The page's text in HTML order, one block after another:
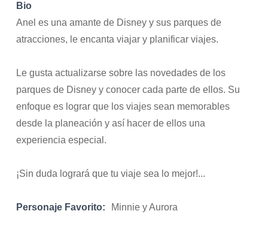
Bio
Anel es una amante de Disney y sus parques de
atracciones, le encanta viajar y planificar viajes.
Le gusta actualizarse sobre las novedades de los
parques de Disney y conocer cada parte de ellos. Su
enfoque es lograr que los viajes sean memorables
desde la planeación y así hacer de ellos una
experiencia especial.
¡Sin duda logrará que tu viaje sea lo mejor!...
Personaje Favorito: Minnie y Aurora